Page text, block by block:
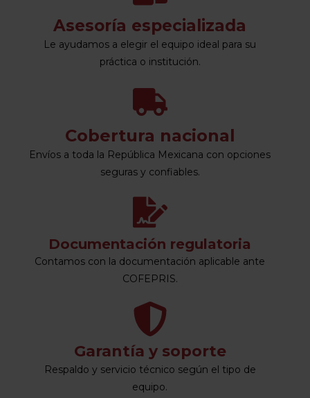
Asesoría especializada
Le ayudamos a elegir el equipo ideal para su
práctica o institución.
Cobertura nacional
Envíos a toda la República Mexicana con opciones
seguras y confiables.
Documentación regulatoria
Contamos con la documentación aplicable ante
COFEPRIS.
Garantía y soporte
Respaldo y servicio técnico según el tipo de
equipo.